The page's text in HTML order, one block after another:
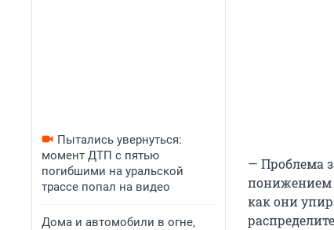
Пытались увернуться:
момент ДТП с пятью
погибшими на уральской
трассе попал на видео
Дома и автомобили в огне,
— Проблема
понижением
как они